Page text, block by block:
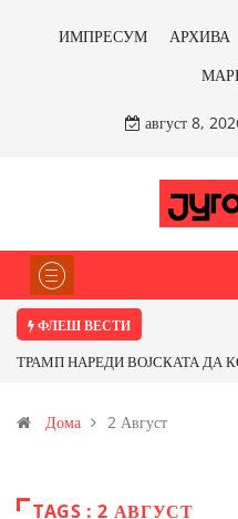
ИМПРЕСУМ АРХИВА
август 8,
ФЛЕШ ВЕСТИ
ТРАМП НАРЕДИ ВОЈСКАТА ДА
Иловица и со антимонот?
Дома 2 Август
TAGS : 2 АВГУСТ